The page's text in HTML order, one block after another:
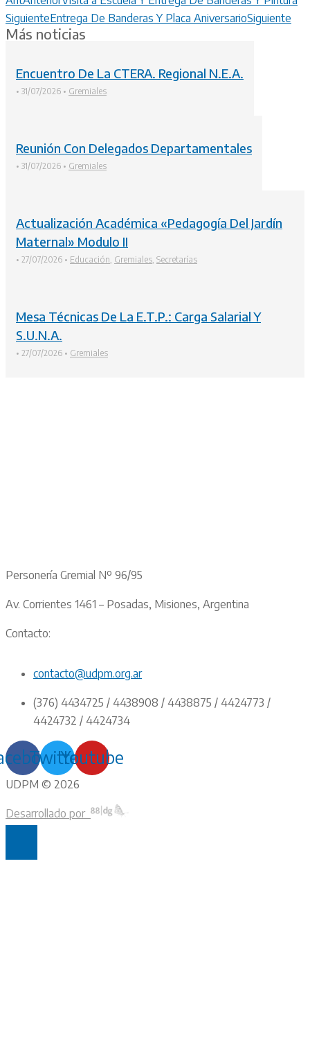
SiguienteEntrega De Banderas Y Placa AniversarioSiguiente
Más noticias
Encuentro De La CTERA. Regional N.E.A.
• 31/07/2026 • Gremiales
Reunión Con Delegados Departamentales
• 31/07/2026 • Gremiales
Actualización Académica «Pedagogía Del Jardín
Maternal» Modulo II
• 27/07/2026 • Educación Gremiales Secretarías
Mesa Técnicas De La E.T.P.: Carga Salarial Y
S.U.N.A.
• 27/07/2026 • Gremiales
Personería Gremial Nº 96/95
Av. Corrientes 1461 – Posadas, Misiones, Argentina
Contacto:
contacto@udpm.org.ar
(376) 4434725 / 4438908 / 4438875 / 4424773 /
4424732 / 4424734
TwitterYoutube
UDPM © 2026
Desarrollado por